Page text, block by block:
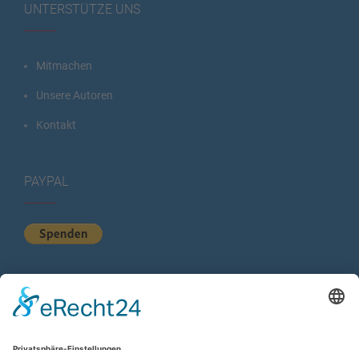
UNTERSTÜTZE UNS
Mitmachen
Unsere Autoren
Kontakt
PAYPAL
KURZSTATISTIK
Total Views:615.293